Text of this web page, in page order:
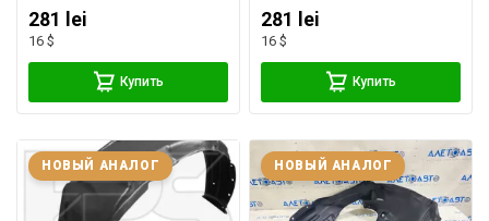
281 lei
16 $
Купить
281 lei
16 $
Купить
НОВЫЙ АНАЛОГ НОВЫЙ АНАЛОГ